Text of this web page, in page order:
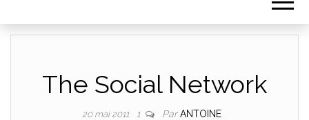
The Social Network
20 mai 2011 1 ParANTOINE